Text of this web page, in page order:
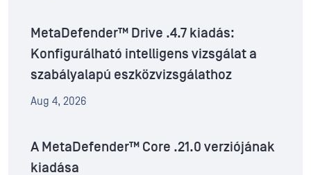
MetaDefender™ Drive .4.7 kiadás:
Konfigurálható intelligens vizsgálat a
szabályalapú eszközvizsgálathoz
Aug 4, 2026
A MetaDefender™ Core .21.0 verziójának
kiadása